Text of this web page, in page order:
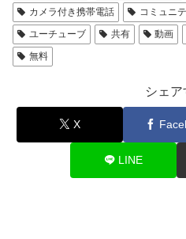
カメラ付き携帯電話
コミュニ
ユーチューブ
共有 動画
無料
シェア
X
LINE